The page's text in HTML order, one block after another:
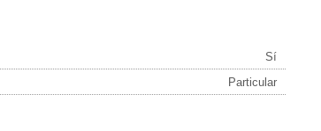
Sí
Particular